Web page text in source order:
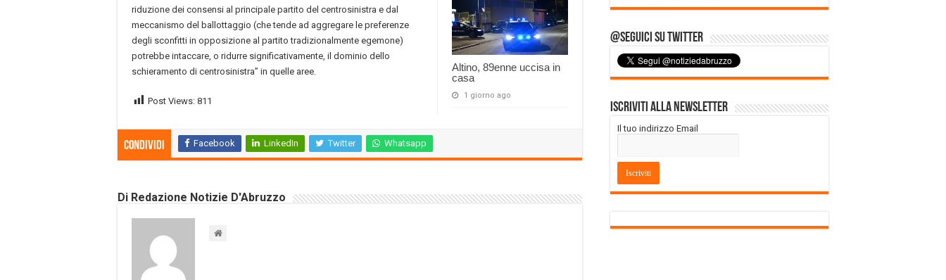
Altino, 89enne uccisa in
casa
1 giorno ago
riduzione dei consensi al principale partito del centrosinistra e dal
meccanismo del ballottaggio (che tende ad aggregare le preferenze
degli sconfitti in opposizione al partito tradizionalmente egemone)
potrebbe intaccare, o ridurre significativamente, il dominio dello
schieramento di centrosinistra” in quelle aree.
Post Views: 811
Condividi Facebook LinkedIn Twitter Whatsapp
Di Redazione Notizie D'Abruzzo
@Seguici su Twitter
Iscriviti alla Newsletter
Il tuo indirizzo Email